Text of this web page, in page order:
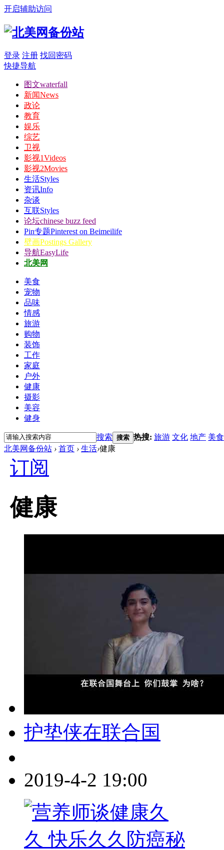
开启辅助访问
登录 注册 找回密码
快捷导航
图文waterfall
新闻News
政论
教育
娱乐
综艺
卫视
影视1Videos
影视2Movies
生活Styles
资讯Info
杂谈
互联Styles
论坛chinese buzz feed
Pin专题Pinterest on Beimeilife
壁画Postings Gallery
导航EasyLife
北美网
美食
宠物
品味
情感
旅游
购物
装饰
工作
家庭
户外
健康
摄影
美容
健身
搜索 搜索 热搜: 旅游 文化 地产 美食
北美网备份站 › 首页 › 生活›健康
订阅
健康
护垫侠在联合国
2019-4-2 19:00